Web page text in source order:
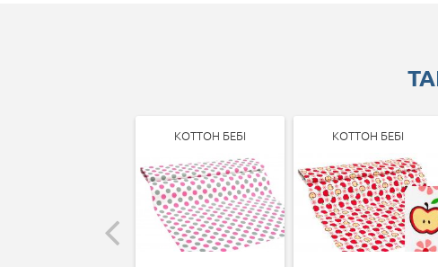
КОТТОН БЕБІ КОТТОН БЕБІ